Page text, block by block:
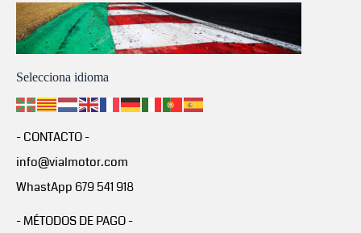
Selecciona idioma
- CONTACTO -
info@vialmotor.com
WhastApp 679 541 918
- MÉTODOS DE PAGO -